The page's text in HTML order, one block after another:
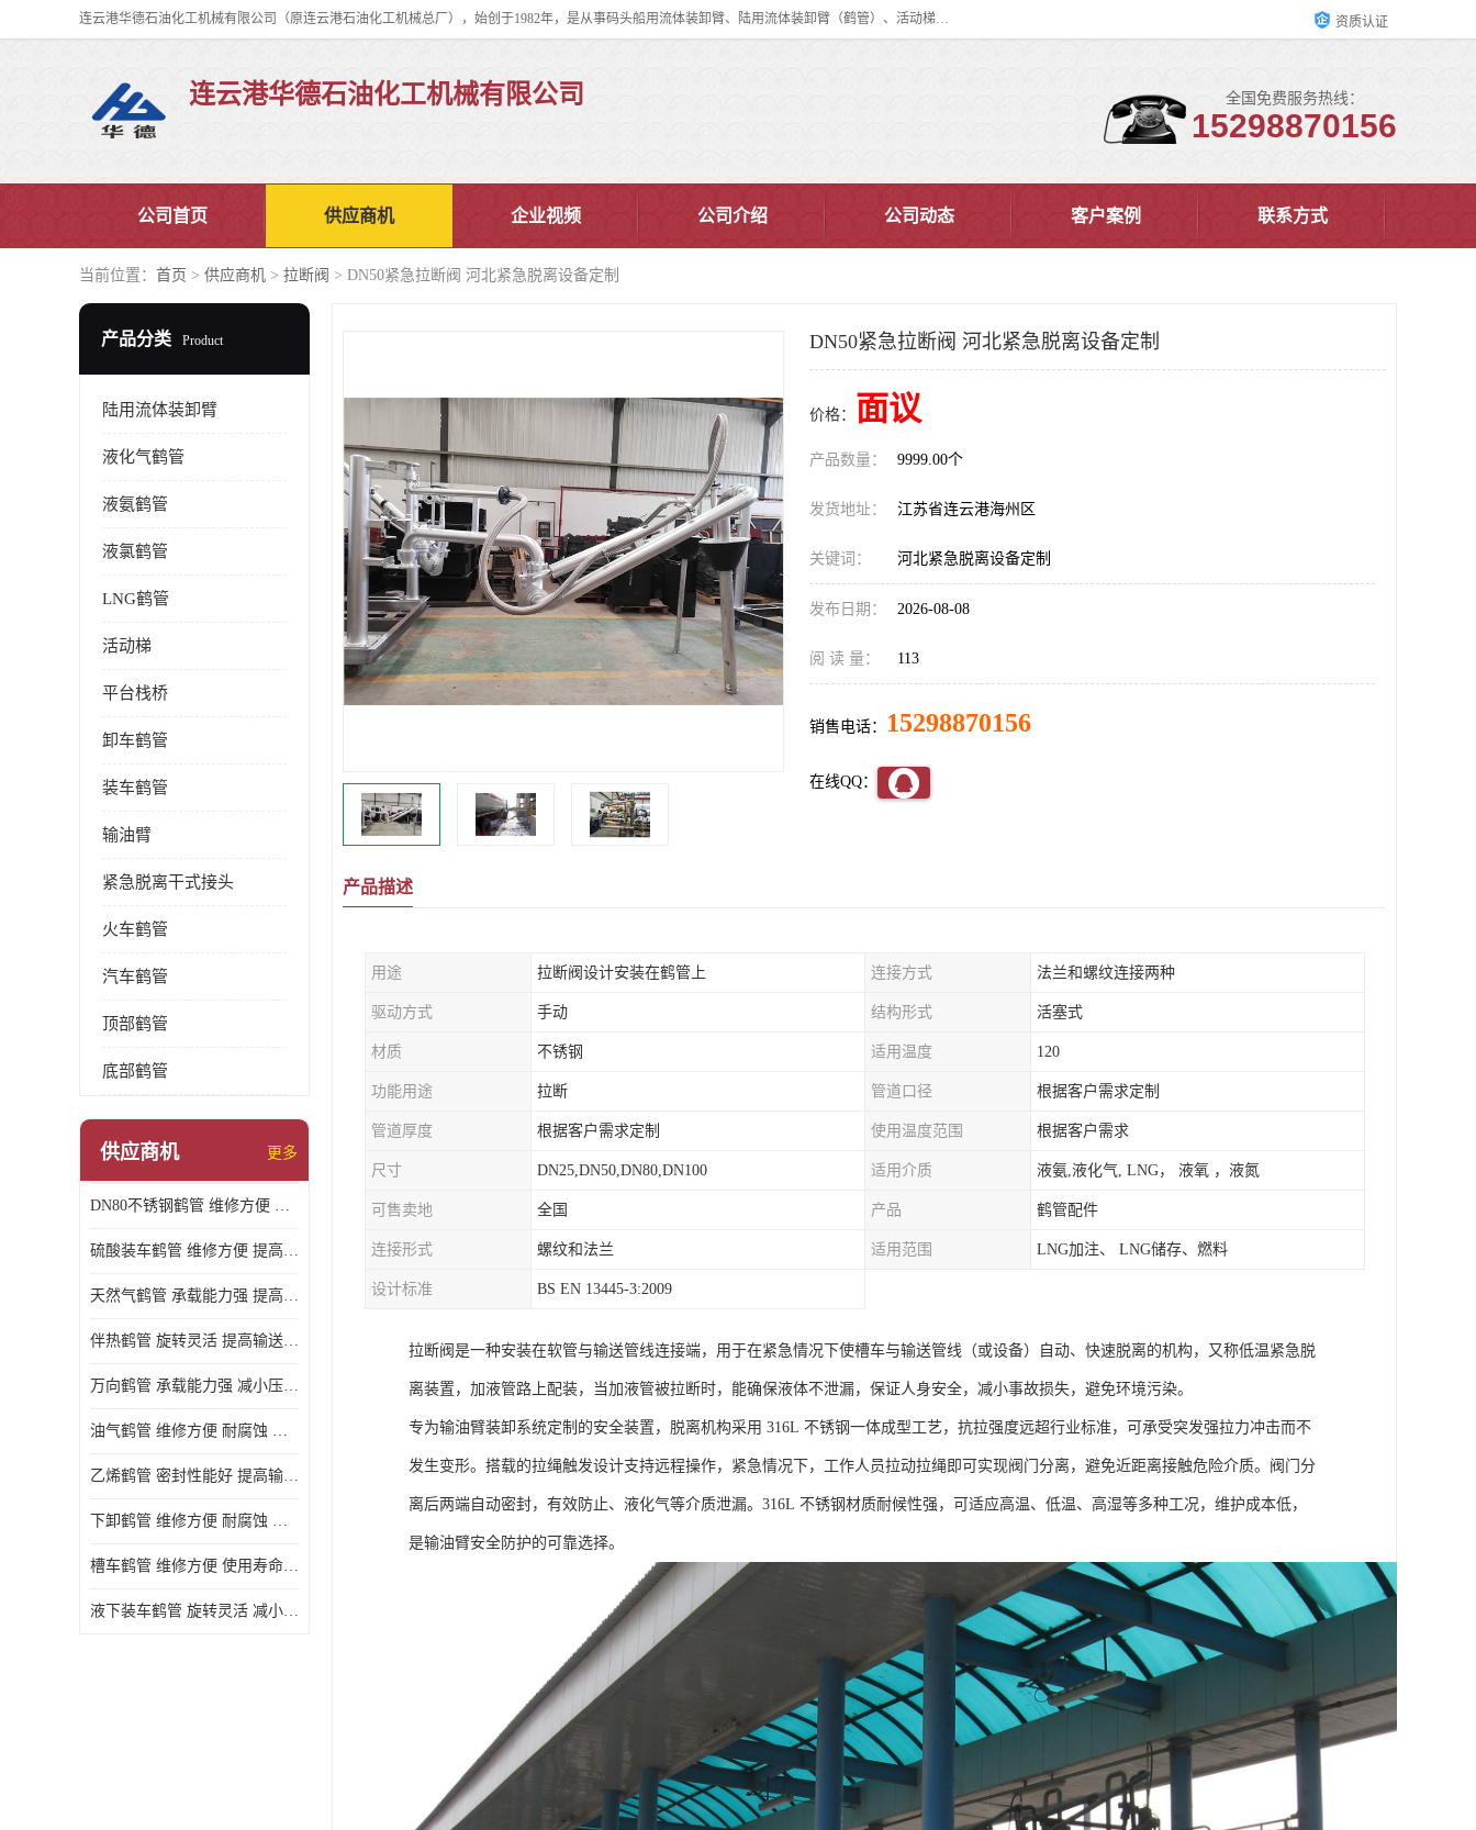
连云港华德石油化工机械有限公司（原连云港石油化工机械总厂），始创于1982年，是从事码头船用流体装卸臂、陆用流体装卸臂（鹤管）、活动梯、钢构平台、定量装车系统等全系列流体装卸设备的设计、制造、销售以及服务的专业供应商。 资质认证
连云港华德石油化工机械有限公司 全国免费服务热线：
15298870156
公司首页 供应商机 企业视频 公司介绍 公司动态 客户案例 联系方式
当前位置： 首页 > 供应商机 > 拉断阀 > DN50紧急拉断阀 河北紧急脱离设备定制
产品分类 Product
陆用流体装卸臂
液化气鹤管
液氨鹤管
液氯鹤管
LNG鹤管
活动梯
平台栈桥
卸车鹤管
装车鹤管
输油臂
紧急脱离干式接头
火车鹤管
汽车鹤管
顶部鹤管
底部鹤管
供应商机 更多
DN80不锈钢鹤管 维修方便 提高输送效率
硫酸装车鹤管 维修方便 提高输送效率
天然气鹤管 承载能力强 提高输送效率
伴热鹤管 旋转灵活 提高输送效率
万向鹤管 承载能力强 减小压力损失
油气鹤管 维修方便 耐腐蚀 耐高温
乙烯鹤管 密封性能好 提高输送效率
下卸鹤管 维修方便 耐腐蚀 耐高温
槽车鹤管 维修方便 使用寿命较长
液下装车鹤管 旋转灵活 减小压力损失
DN50紧急拉断阀 河北紧急脱离设备定制
价格： 面议
产品数量： 9999.00个
发货地址： 江苏省连云港海州区
关键词： 河北紧急脱离设备定制
发布日期： 2026-08-08
阅 读 量： 113
销售电话： 15298870156
在线QQ：
产品描述
用途 拉断阀设计安装在鹤管上 连接方式 法兰和螺纹连接两种
驱动方式 手动 结构形式 活塞式
材质 不锈钢 适用温度 120
功能用途 拉断 管道口径 根据客户需求定制
管道厚度 根据客户需求定制 使用温度范围 根据客户需求
尺寸 DN25,DN50,DN80,DN100 适用介质 液氨,液化气, LNG， 液氧 ，液氮
可售卖地 全国 产品 鹤管配件
连接形式 螺纹和法兰 适用范围 LNG加注、 LNG储存、燃料
设计标准 BS EN 13445-3:2009
拉断阀是一种安装在软管与输送管线连接端，用于在紧急情况下使槽车与输送管线（或设备）自动、快速脱离的机构，又称低温紧急脱
离装置，加液管路上配装，当加液管被拉断时，能确保液体不泄漏，保证人身安全，减小事故损失，避免环境污染。
专为输油臂装卸系统定制的安全装置，脱离机构采用 316L 不锈钢一体成型工艺，抗拉强度远超行业标准，可承受突发强拉力冲击而不
发生变形。搭载的拉绳触发设计支持远程操作，紧急情况下，工作人员拉动拉绳即可实现阀门分离，避免近距离接触危险介质。阀门分
离后两端自动密封，有效防止、液化气等介质泄漏。316L 不锈钢材质耐候性强，可适应高温、低温、高湿等多种工况，维护成本低，
是输油臂安全防护的可靠选择。